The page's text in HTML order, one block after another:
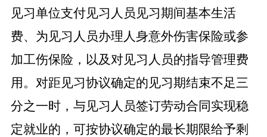
见习单位支付见习人员见习期间基本生活
费、为见习人员办理人身意外伤害保险或参
加工伤保险，以及对见习人员的指导管理费
用。对距见习协议确定的见习期结束不足三
分之一时，与见习人员签订劳动合同实现稳
定就业的，可按协议确定的最长期限给予剩